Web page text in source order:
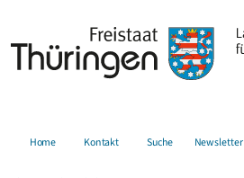
Home Kontakt Suche Newsletter